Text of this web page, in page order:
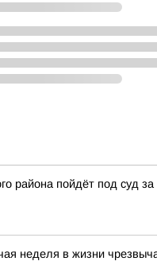
района пойдёт под суд
неделя в жизни